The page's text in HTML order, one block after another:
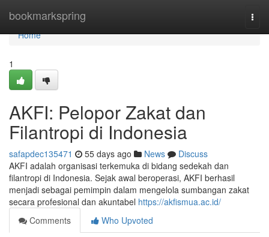
bookmarkspring
Home
Home
1
AKFI: Pelopor Zakat dan
Filantropi di Indonesia
safapdec135471 55 days ago News
Discuss
AKFI adalah organisasi terkemuka di bidang sedekah dan
filantropi di Indonesia. Sejak awal beroperasi, AKFI berhasil
menjadi sebagai pemimpin dalam mengelola sumbangan zakat
secara profesional dan akuntabel https://akfismua.ac.id/
Comments
Who Upvoted